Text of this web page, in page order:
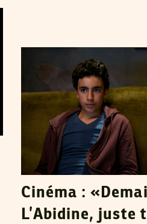
Cinéma :
L’Abidine,